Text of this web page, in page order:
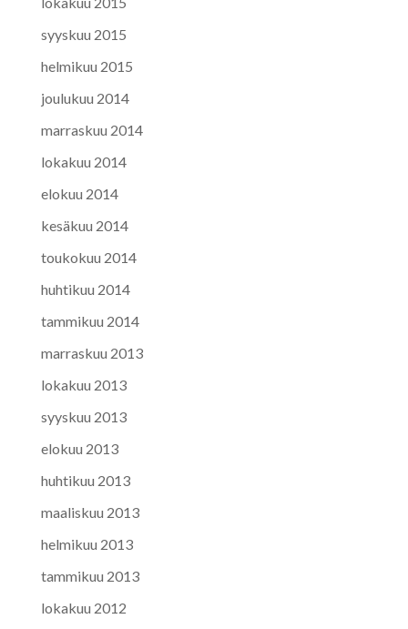
syyskuu 2015
helmikuu 2015
joulukuu 2014
marraskuu 2014
lokakuu 2014
elokuu 2014
kesäkuu 2014
toukokuu 2014
huhtikuu 2014
tammikuu 2014
marraskuu 2013
lokakuu 2013
syyskuu 2013
elokuu 2013
huhtikuu 2013
maaliskuu 2013
helmikuu 2013
tammikuu 2013
lokakuu 2012